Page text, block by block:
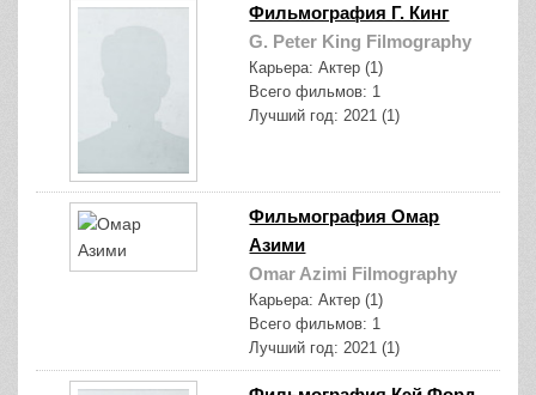
Фильмография Г. Кинг
G. Peter King Filmography
Карьера: Актер (1)
Всего фильмов: 1
Лучший год: 2021 (1)
Фильмография Омар
Азими
Omar Azimi Filmography
Карьера: Актер (1)
Всего фильмов: 1
Лучший год: 2021 (1)